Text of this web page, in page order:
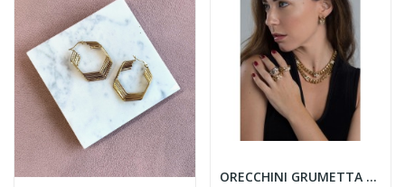
ORECCHINI GRUMETTA CON SIMBOLI IN STRASS